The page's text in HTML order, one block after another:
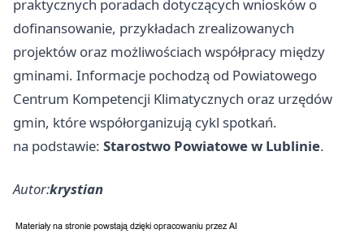
praktycznych poradach dotyczących wniosków o
dofinansowanie, przykładach zrealizowanych
projektów oraz możliwościach współpracy między
gminami. Informacje pochodzą od Powiatowego
Centrum Kompetencji Klimatycznych oraz urzędów
gmin, które współorganizują cykl spotkań.
na podstawie: Starostwo Powiatowe w Lublinie.
Autor:krystian